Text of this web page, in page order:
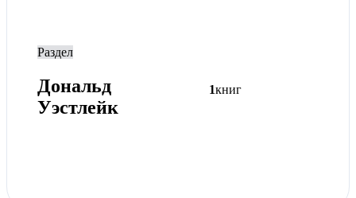
Раздел
Дональд
Уэстлейк
1книг